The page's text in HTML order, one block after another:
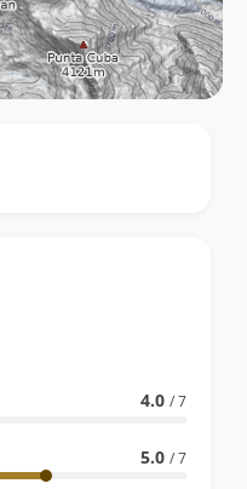
4.0 / 7
5.0 / 7